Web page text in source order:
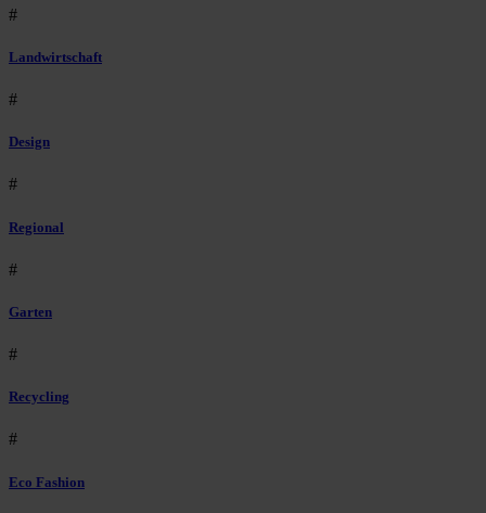
#
Landwirtschaft
#
Design
#
Regional
#
Garten
#
Recycling
#
Eco Fashion